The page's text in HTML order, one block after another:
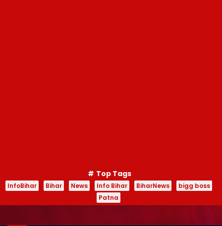
Top Tags
InfoBihar Bihar News Info Bihar BiharNews
bigg boss
Patna